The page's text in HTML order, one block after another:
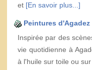
et [En savoir plus...]
Peintures d'Agadez
Inspirée par des
vie quotidienne à
à l'huile sur toile ou sur